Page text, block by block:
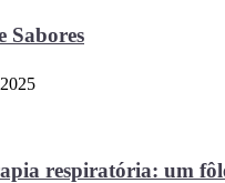
Sabores
respiratória: um